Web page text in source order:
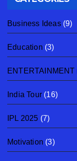
Business Ideas(9)
Education (3)
ENTERTAINMENT
India Tour (16)
IPL 2025 (7)
Motivation (3)